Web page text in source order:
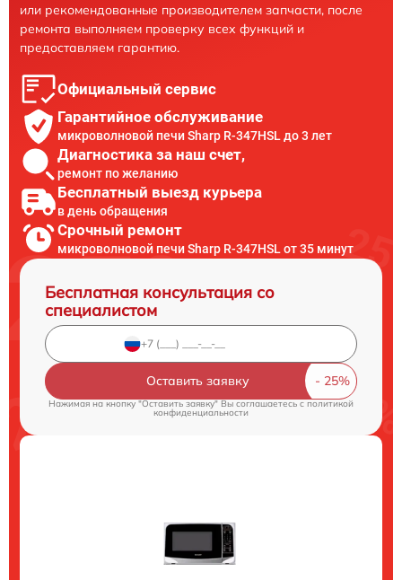
или рекомендованные производителем запчасти, после
ремонта выполняем проверку всех функций и
предоставляем гарантию.
Официальный сервис
Гарантийное обслуживание
микроволновой печи Sharp R-347HSL до 3 лет
Диагностика за наш счет,
ремонт по желанию
Бесплатный выезд курьера
в день обращения
Срочный ремонт
микроволновой печи Sharp R-347HSL от 35 минут
Бесплатная консультация со
специалистом
Оставить заявку
Нажимая на кнопку "Оставить заявку" Вы соглашаетесь cполитикой
конфиденциальности